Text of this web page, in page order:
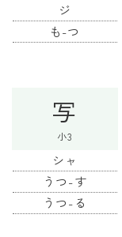
ジ
も-つ
写
小3
シャ
うつ-す
うつ-る